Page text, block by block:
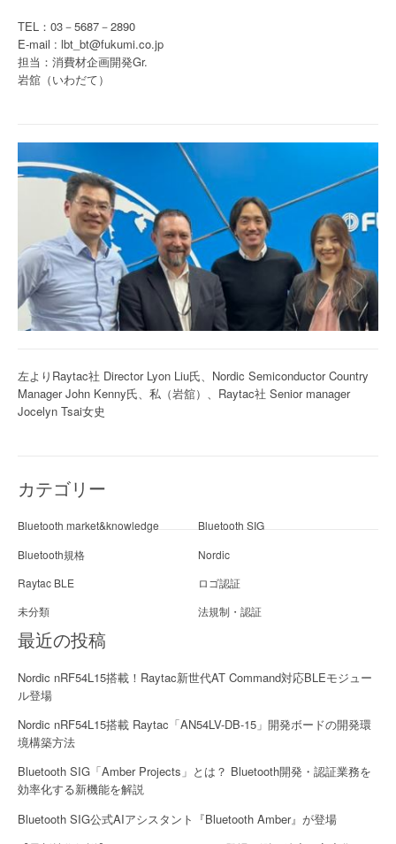
TEL：03－5687－2890
E-mail : lbt_bt@fukumi.co.jp
担当：消費材企画開発Gr.
岩舘（いわだて）
左よりRaytac社 Director Lyon Liu氏、Nordic Semiconductor Country
Manager John Kenny氏、私（岩舘）、Raytac社 Senior manager
Jocelyn Tsai女史
カテゴリー
Bluetooth market&knowledge
Bluetooth SIG
Bluetooth規格
Nordic
Raytac BLE
ロゴ認証
未分類
法規制・認証
最近の投稿
Nordic nRF54L15搭載！Raytac新世代AT Command対応BLEモジュー
ル登場
Nordic nRF54L15搭載 Raytac「AN54LV-DB-15」開発ボードの開発環
境構築方法
Bluetooth SIG「Amber Projects」とは？ Bluetooth開発・認証業務を
効率化する新機能を解説
Bluetooth SIG公式AIアシスタント『Bluetooth Amber』が登場